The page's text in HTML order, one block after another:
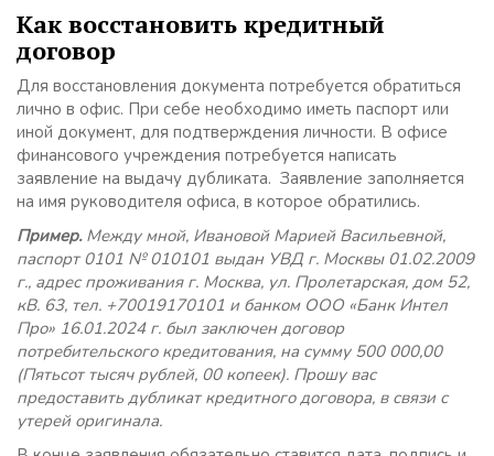
Как восстановить кредитный
договор
Для восстановления документа потребуется обратиться
лично в офис. При себе необходимо иметь паспорт или
иной документ, для подтверждения личности. В офисе
финансового учреждения потребуется написать
заявление на выдачу дубликата. Заявление заполняется
на имя руководителя офиса, в которое обратились.
Пример.Между мной, Ивановой Марией Васильевной,
паспорт 0101 № 010101 выдан УВД г. Москвы 01.02.2009
г., адрес проживания г. Москва, ул. Пролетарская, дом 52,
кВ. 63, тел. +70019170101 и банком ООО «Банк Интел
Про» 16.01.2024 г. был заключен договор
потребительского кредитования, на сумму 500 000,00
(Пятьсот тысяч рублей, 00 копеек). Прошу вас
предоставить дубликат кредитного договора, в связи с
утерей оригинала.